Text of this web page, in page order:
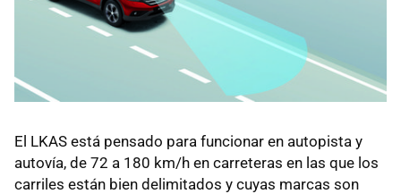
El LKAS está pensado para funcionar en autopista y
autovía, de 72 a 180 km/h en carreteras en las que los
carriles están bien delimitados y cuyas marcas son